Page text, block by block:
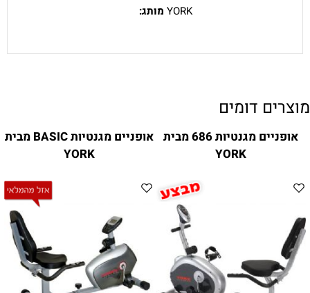
YORK מותג:
מוצרים דומים
אופניים מגנטיות 686 מבית
YORK
אופניים מגנטיות BASIC מבית
YORK